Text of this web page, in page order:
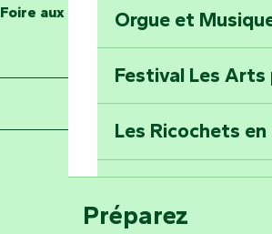
Partez en
Voyagez dans le
Orgue et
Festival Les Arts
Les Ricochets
Préparez
Foire aux questions